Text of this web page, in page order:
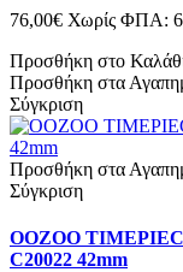
76,00€ Χωρίς ΦΠΑ:
Προσθήκη στο
Προσθήκη στα
Σύγκριση
Προσθήκη στα
Σύγκριση
OOZOO
C20022 42mm